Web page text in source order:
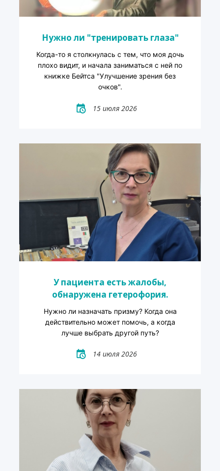
Нужно ли "тренировать глаза"
Когда-то я столкнулась с тем, что моя дочь
плохо видит, и начала заниматься с ней по
книжке Бейтса "Улучшение зрения без
очков".
15 июля 2026
У пациента есть жалобы,
обнаружена гетерофория.
Нужно ли назначать призму? Когда она
действительно может помочь, а когда
лучше выбрать другой путь?
14 июля 2026